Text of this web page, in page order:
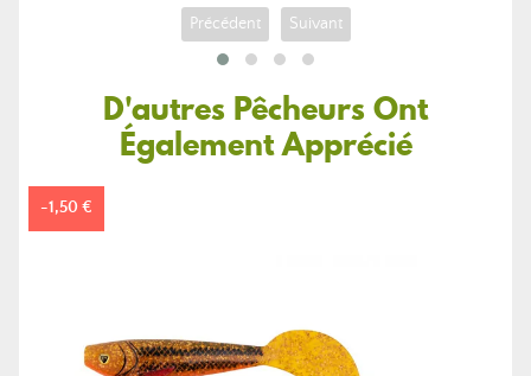
Précédent Suivant
D'autres Pêcheurs Ont
Également Apprécié
-1,50 €